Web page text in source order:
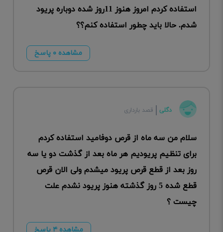
استفاده کردم امروز هنوز 11روز شده دوباره پریود
شدم. حالا باید چطور استفاده کنم؟؟
مشاهده ۰ پاسخ
دگلی قصد بارداری
سلام من سه ماه از قرص دوفامید استفاده کردم
برای تنظیم پریودیم هر ماه بعد از گذشت دو یا سه
روز بعد از قطع قرص پریود میشدم ولی الان قرص
قطع شده 5 روز گذشته هنوز پریود نشدم علت
چیست ؟
مشاهده ۴ پاسخ